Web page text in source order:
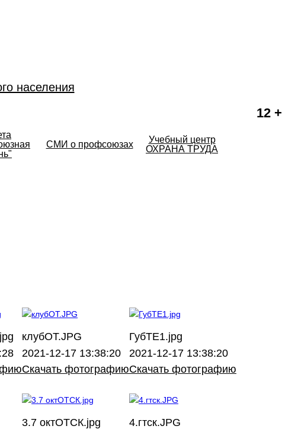
населения
12 +
СМИ о профсоюзах
Учебный центр
ОХРАНА ТРУДА
клубОТ.JPG
2021-12-17 13:38:20
Скачать фотографию
ГубТЕ1.jpg
2021-12-17 13:38:20
Скачать фотографию
3.7 октОТСК.jpg
4.гтск.JPG